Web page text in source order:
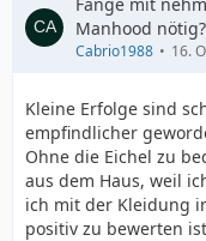
Manhood nötig?
Cabrio1988 16.
Kleine Erfolge sind
empfindlicher
Ohne die Eichel zu
aus dem Haus, weil
ich mit der Kleidung
positiv zu bewerten